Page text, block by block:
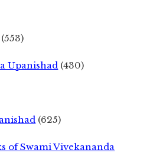
(553)
Upanishad (430)
(625)
of Swami Vivekananda